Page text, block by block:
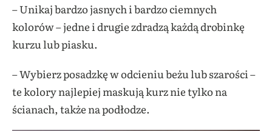
– Unikaj bardzo jasnych i bardzo ciemnych
kolorów – jedne i drugie zdradzą każdą drobinkę
kurzu lub piasku.
– Wybierz posadzkę w odcieniu beżu lub szarości –
te kolory najlepiej maskują kurz nie tylko na
ścianach, także na podłodze.